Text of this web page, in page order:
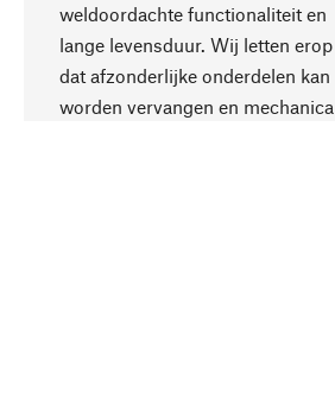
weldoordachte functionaliteit en
lange levensduur. Wij letten erop
dat afzonderlijke onderdelen kan
worden vervangen en mechanica